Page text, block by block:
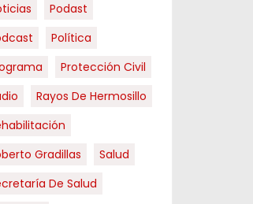
Podast
Política
Protección Civil
Rayos De Hermosillo
Gradillas
Salud
De Salud